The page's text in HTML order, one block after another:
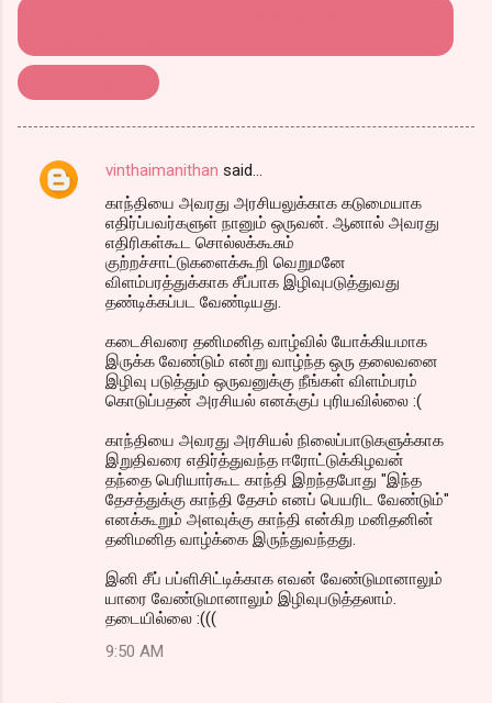
C
vinthaimanithan said…
காந்தியை அவரது அரசியலுக்காக கடுமையாக
எதிர்ப்பவர்களுள் நானும் ஒருவன். ஆனால் அவரது
எதிரிகள்கூட சொல்லக்கூசும்
குற்றச்சாட்டுகளைக்கூறி வெறுமனே
விளம்பரத்துக்காக சீப்பாக இழிவுபடுத்துவது
தண்டிக்கப்பட வேண்டியது.
கடைசிவரை தனிமனித வாழ்வில் யோக்கியமாக
இருக்க வேண்டும் என்று வாழ்ந்த ஒரு தலைவனை
இழிவு படுத்தும் ஒருவனுக்கு நீங்கள் விளம்பரம்
கொடுப்பதன் அரசியல் எனக்குப் புரியவில்லை :(
காந்தியை அவரது அரசியல் நிலைப்பாடுகளுக்காக
இறுதிவரை எதிர்த்துவந்த ஈரோட்டுக்கிழவன்
தந்தை பெரியார்கூட காந்தி இறந்தபோது "இந்த
தேசத்துக்கு காந்தி தேசம் எனப் பெயரிட வேண்டும்"
எனக்கூறும் அளவுக்கு காந்தி என்கிற மனிதனின்
தனிமனித வாழ்க்கை இருந்துவந்தது.
இனி சீப் பப்ளிசிட்டிக்காக எவன் வேண்டுமானாலும்
யாரை வேண்டுமானாலும் இழிவுபடுத்தலாம்.
தடையில்லை :(((
9:50 AM